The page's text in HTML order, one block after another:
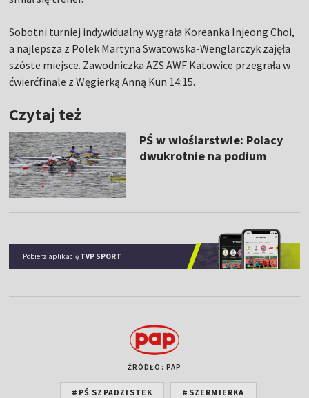
Sobotni turniej indywidualny wygrała Koreanka Injeong Choi,
a najlepsza z Polek Martyna Swatowska-Wenglarczyk zajęła
szóste miejsce. Zawodniczka AZS AWF Katowice przegrała w
ćwierćfinale z Węgierką Anną Kun 14:15.
Czytaj też
PŚ w wioślarstwie: Polacy
dwukrotnie na podium
Pobierz aplikację TVP SPORT
ŹRÓDŁO: PAP
#PŚ SZPADZISTEK #SZERMIERKA